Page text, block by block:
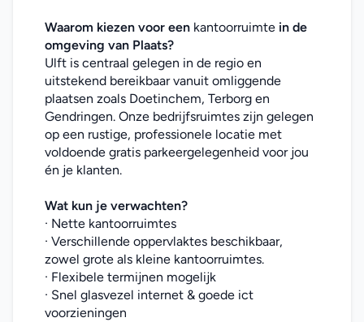
Waarom kiezen voor een kantoorruimte in de
omgeving van Plaats?
Ulft is centraal gelegen in de regio en
uitstekend bereikbaar vanuit omliggende
plaatsen zoals Doetinchem, Terborg en
Gendringen. Onze bedrijfsruimtes zijn gelegen
op een rustige, professionele locatie met
voldoende gratis parkeergelegenheid voor jou
én je klanten.
Wat kun je verwachten?
· Nette kantoorruimtes
· Verschillende oppervlaktes beschikbaar,
zowel grote als kleine kantoorruimtes.
· Flexibele termijnen mogelijk
· Snel glasvezel internet & goede ict
voorzieningen